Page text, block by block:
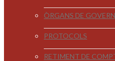
ÒRGANS DE GOVERN
PROTOCOLS
RETIMENT DE